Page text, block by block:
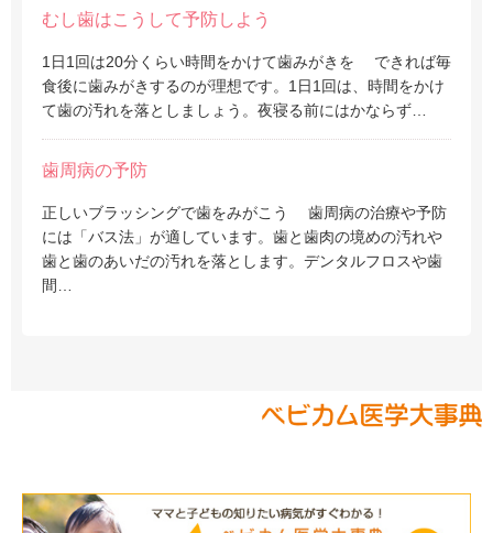
むし歯はこうして予防しよう
1日1回は20分くらい時間をかけて歯みがきを できれば毎
食後に歯みがきするのが理想です。1日1回は、時間をかけ
て歯の汚れを落としましょう。夜寝る前にはかならず…
歯周病の予防
正しいブラッシングで歯をみがこう 歯周病の治療や予防
には「バス法」が適しています。歯と歯肉の境めの汚れや
歯と歯のあいだの汚れを落とします。デンタルフロスや歯
間…